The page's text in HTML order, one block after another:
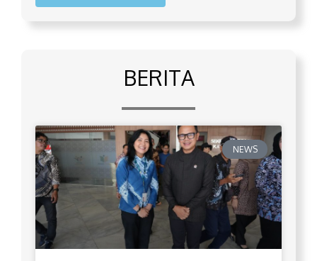
BERITA
NEWS